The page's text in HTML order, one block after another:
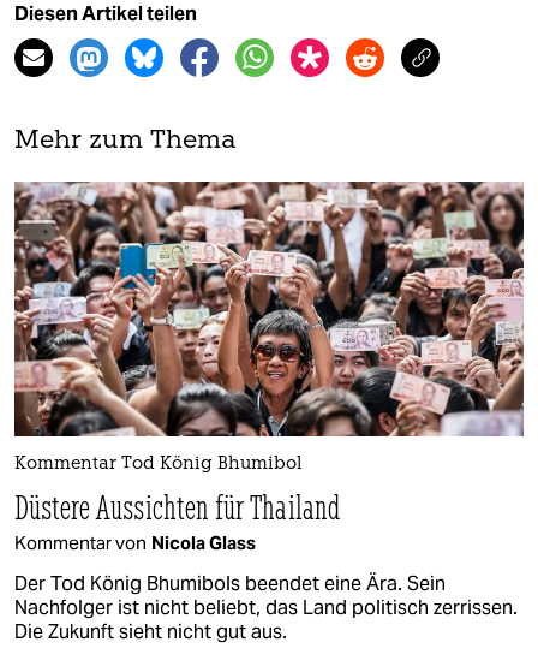
Diesen Artikel teilen
Mehr zum Thema
Kommentar Tod König Bhumibol
Düstere Aussichten für Thailand
Kommentar von Nicola Glass
Der Tod König Bhumibols beendet eine Ära. Sein
Nachfolger ist nicht beliebt, das Land politisch zerrissen.
Die Zukunft sieht nicht gut aus.